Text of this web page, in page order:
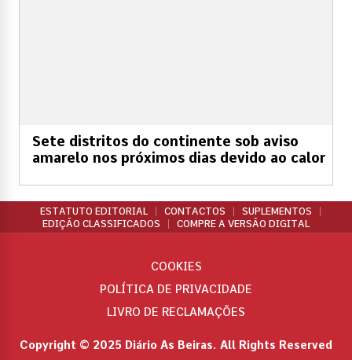
Sete distritos do continente sob aviso
amarelo nos próximos dias devido ao calor
ESTATUTO EDITORIAL CONTACTOS
SUPLEMENTOS
EDIÇÃO CLASSIFICADOS
COMPRE A VERSÃO DIGITAL
Copyright © 2025 Diário As Beiras. All Rights Reserved
COOKIES
POLÍTICA DE PRIVACIDADE
LIVRO DE RECLAMAÇÕES